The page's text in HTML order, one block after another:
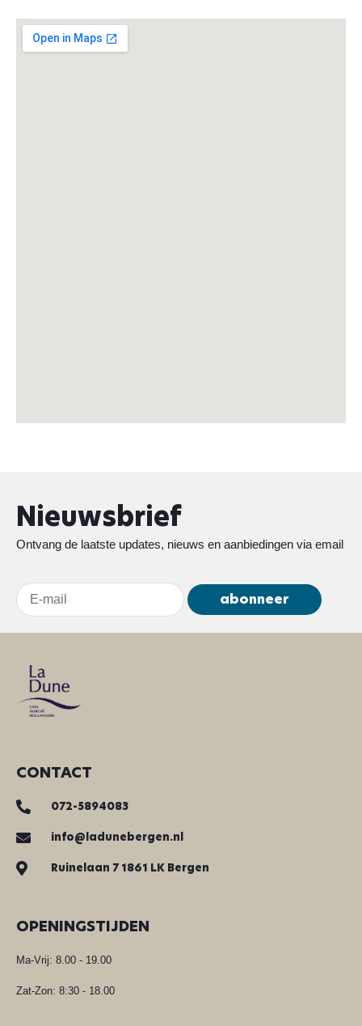
Nieuwsbrief
Ontvang de laatste updates, nieuws en aanbiedingen via email
CONTACT
072-5894083
info@ladunebergen.nl
Ruinelaan 7 1861 LK Bergen
OPENINGSTIJDEN
Ma-Vrij: 8.00 - 19.00
Zat-Zon: 8:30 - 18.00